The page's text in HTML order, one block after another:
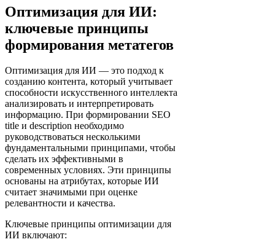
Оптимизация для ИИ:
ключевые принципы
формирования метатегов
Оптимизация для ИИ — это подход к
созданию контента, который учитывает
способности искусственного интеллекта
анализировать и интерпретировать
информацию. При формировании SEO
title и description необходимо
руководствоваться несколькими
фундаментальными принципами, чтобы
сделать их эффективными в
современных условиях. Эти принципы
основаны на атрибутах, которые ИИ
считает значимыми при оценке
релевантности и качества.
Ключевые принципы оптимизации для
ИИ включают: